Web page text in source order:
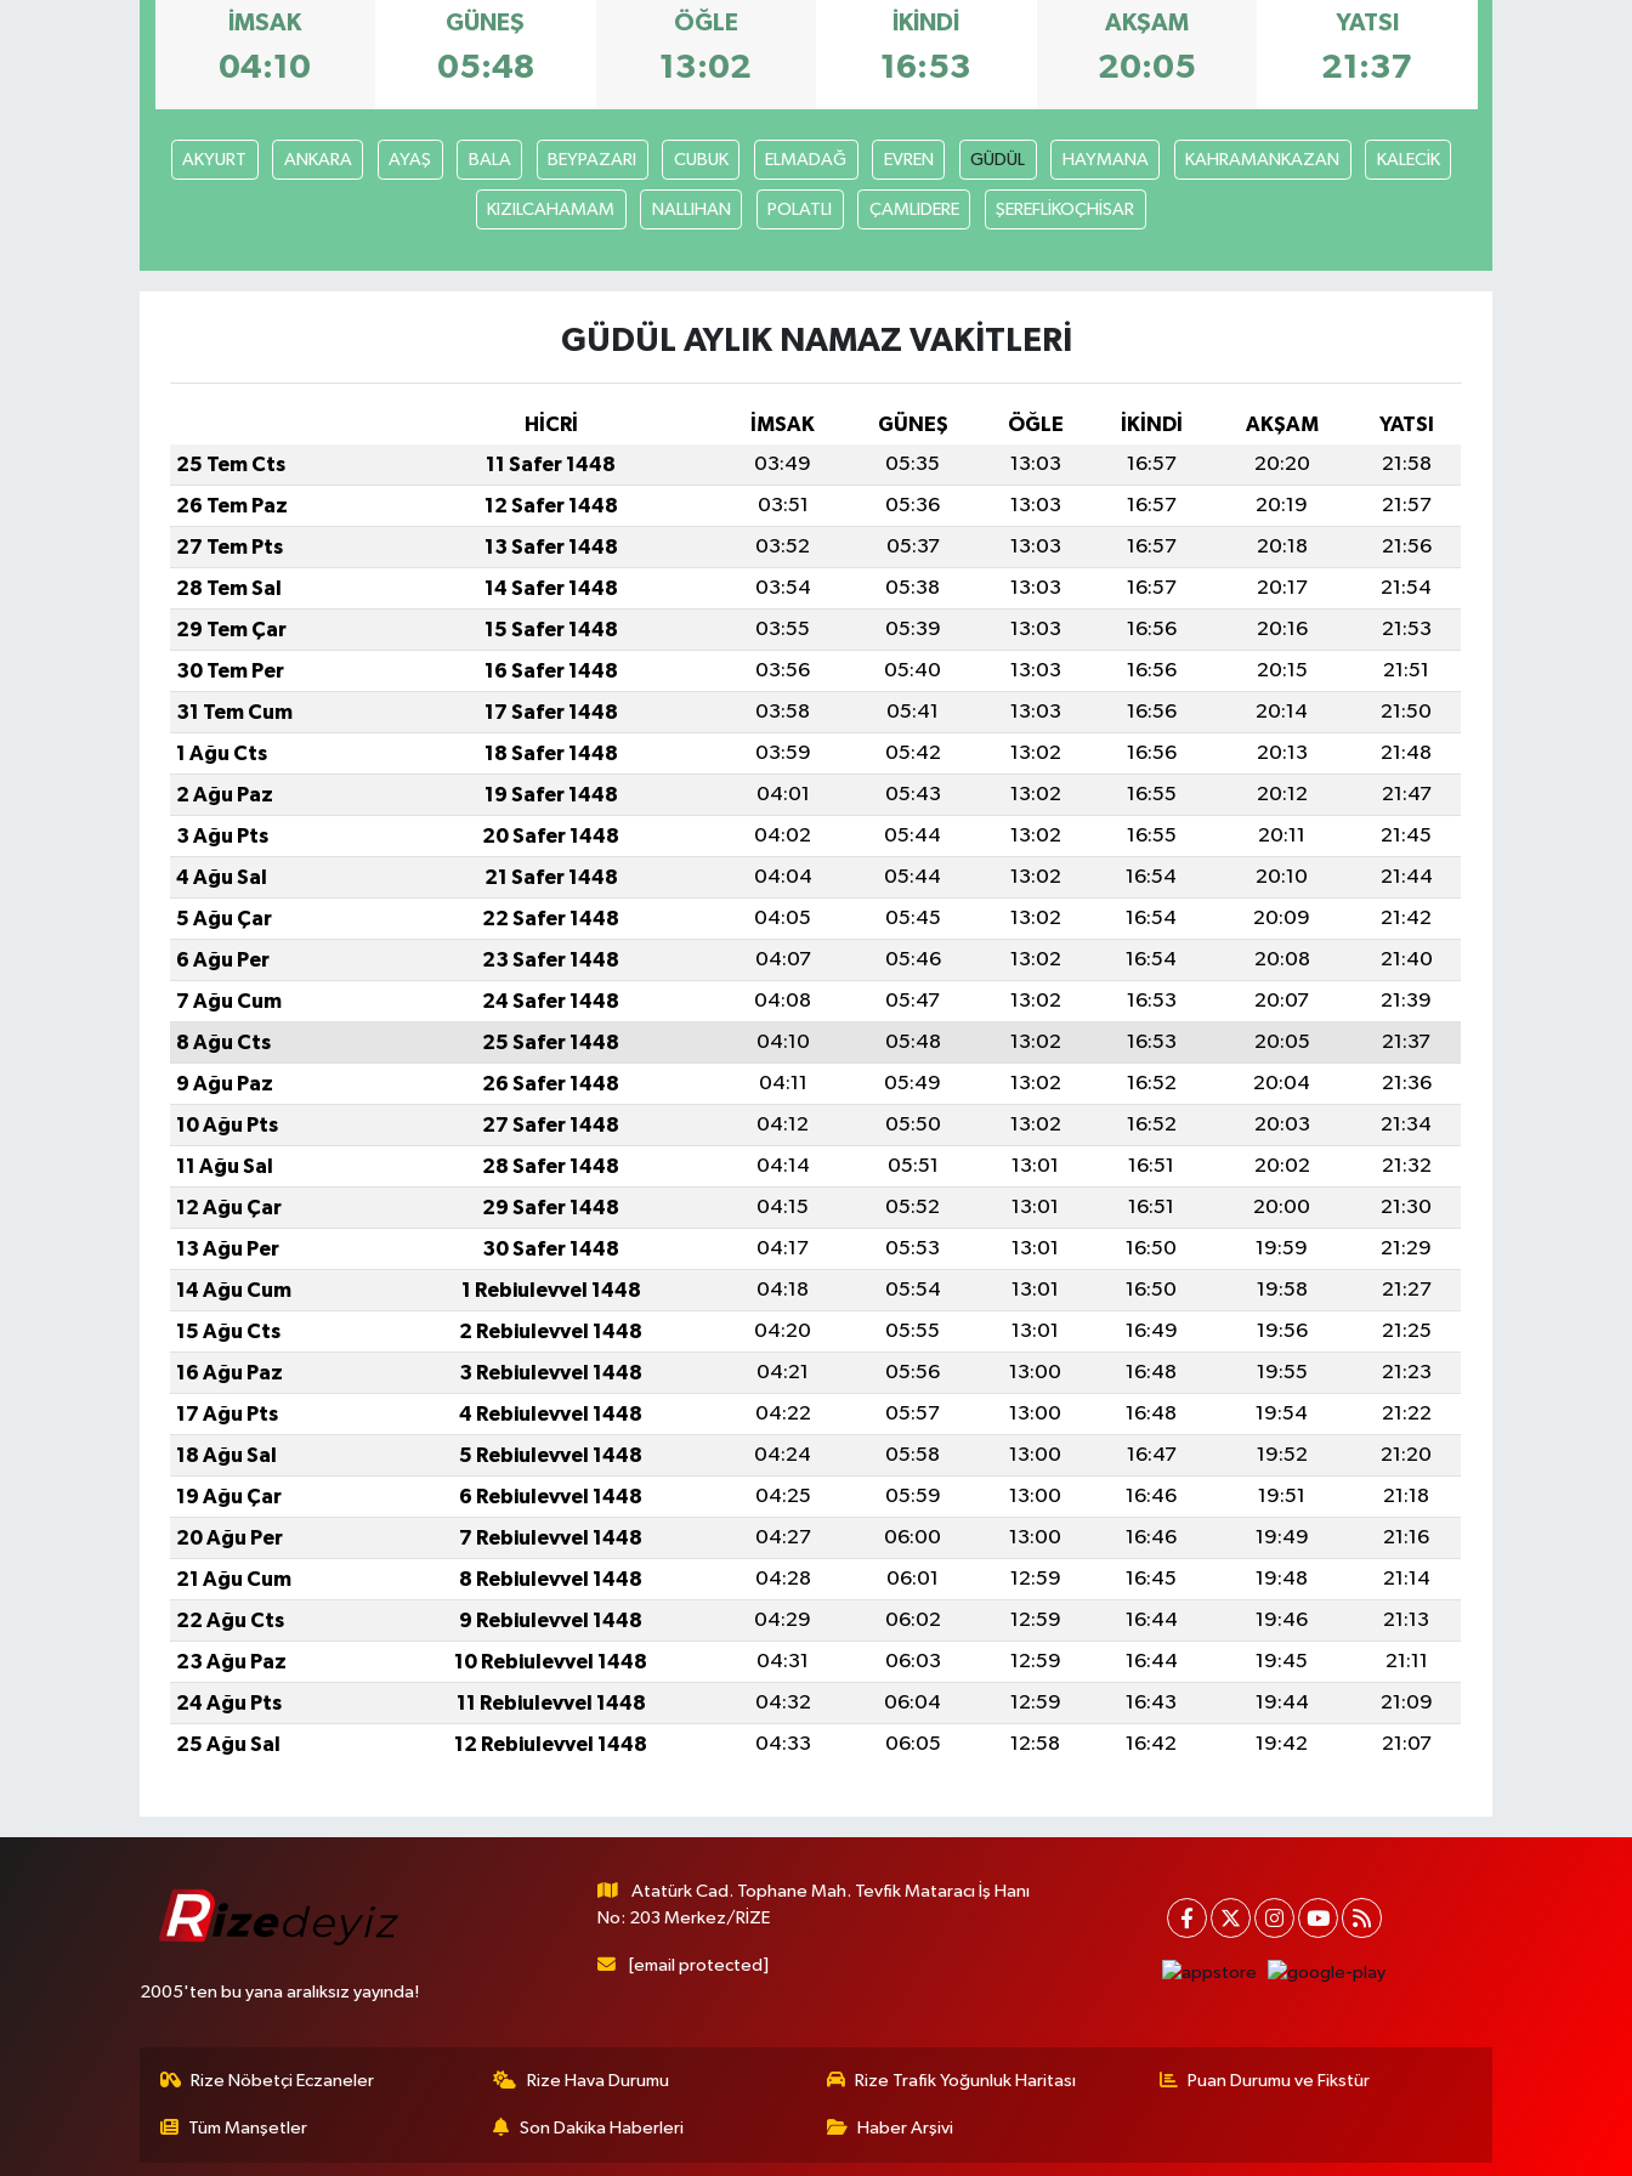
İMSAK
04:10
GÜNEŞ
05:48
ÖĞLE
13:02
İKINDI
16:53
AKŞAM
20:05
YATSI
21:37
AKYURT ANKARA AYAŞ BALA BEYPAZARI CUBUK ELMADAĞ EVREN GÜDÜL HAYMANA KAHRAMANKAZAN KALECİK
KIZILCAHAMAM NALLIHAN POLATLI ÇAMLIDERE ŞEREFLİKOÇHİSAR
GÜDÜL AYLIK NAMAZ VAKITLERI
HİCRİ İMSAK GÜNEŞ ÖĞLE İKINDI AKŞAM
YATSI
25 Tem Cts
11 Safer 1448 03:49 05:35 13:03 16:57 20:20
21:58
26 Tem Paz
12 Safer 1448 03:51 05:36 13:03 16:57 20:19
21:57
27 Tem Pts
13 Safer 1448 03:52 05:37 13:03 16:57 20:18
21:56
28 Tem Sal
14 Safer 1448 03:54 05:38 13:03 16:57 20:17
21:54
29 Tem Çar
15 Safer 1448 03:55 05:39 13:03 16:56 20:16
21:53
30 Tem Per
16 Safer 1448 03:56 05:40 13:03 16:56 20:15
21:51
31 Tem Cum
17 Safer 1448 03:58 05:41 13:03 16:56 20:14
21:50
1 Ağu Cts
18 Safer 1448 03:59 05:42 13:02 16:56 20:13
21:48
2 Ağu Paz
19 Safer 1448 04:01 05:43 13:02 16:55 20:12
21:47
3 Ağu Pts
20 Safer 1448 04:02 05:44 13:02 16:55 20:11
21:45
4 Ağu Sal
21 Safer 1448 04:04 05:44 13:02 16:54 20:10
21:44
5 Ağu Çar
22 Safer 1448 04:05 05:45 13:02 16:54 20:09
21:42
6 Ağu Per
23 Safer 1448 04:07 05:46 13:02 16:54 20:08
21:40
7 Ağu Cum
24 Safer 1448 04:08 05:47 13:02 16:53 20:07
21:39
8 Ağu Cts
25 Safer 1448 04:10 05:48 13:02 16:53 20:05
21:37
9 Ağu Paz
26 Safer 1448 04:11 05:49 13:02 16:52 20:04
21:36
10 Ağu Pts
27 Safer 1448 04:12 05:50 13:02 16:52 20:03
21:34
11 Ağu Sal
28 Safer 1448 04:14 05:51 13:01 16:51 20:02
21:32
12 Ağu Çar
29 Safer 1448 04:15 05:52 13:01 16:51 20:00
21:30
13 Ağu Per
30 Safer 1448 04:17 05:53 13:01 16:50 19:59
21:29
14 Ağu Cum
1 Rebiulevvel 1448 04:18 05:54 13:01 16:50 19:58
21:27
15 Ağu Cts
2 Rebiulevvel 1448 04:20 05:55 13:01 16:49 19:56
21:25
16 Ağu Paz
3 Rebiulevvel 1448 04:21 05:56 13:00 16:48 19:55
21:23
17 Ağu Pts
4 Rebiulevvel 1448 04:22 05:57 13:00 16:48 19:54
21:22
18 Ağu Sal
5 Rebiulevvel 1448 04:24 05:58 13:00 16:47 19:52
21:20
19 Ağu Çar
6 Rebiulevvel 1448 04:25 05:59 13:00 16:46 19:51
21:18
20 Ağu Per
7 Rebiulevvel 1448 04:27 06:00 13:00 16:46 19:49
21:16
21 Ağu Cum
8 Rebiulevvel 1448 04:28 06:01 12:59 16:45 19:48
21:14
22 Ağu Cts
9 Rebiulevvel 1448 04:29 06:02 12:59 16:44 19:46
21:13
23 Ağu Paz
10 Rebiulevvel 1448 04:31 06:03 12:59 16:44 19:45
21:11
24 Ağu Pts
11 Rebiulevvel 1448 04:32 06:04 12:59 16:43 19:44
21:09
25 Ağu Sal
12 Rebiulevvel 1448 04:33 06:05 12:58 16:42 19:42 21:07
2005'ten bu yana aralıksız yayında!
Atatürk Cad. Tophane Mah. Tevfik Mataracı İş Hanı
No: 203 Merkez/RİZE
[email protected]
Rize Nöbetçi Eczaneler Rize Hava Durumu Rize Trafik Yoğunluk Haritası Puan Durumu ve Fikstür
Tüm Manşetler Son Dakika Haberleri Haber Arşivi